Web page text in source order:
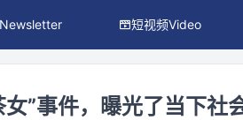
短视频Video
”事件，曝光了当下社